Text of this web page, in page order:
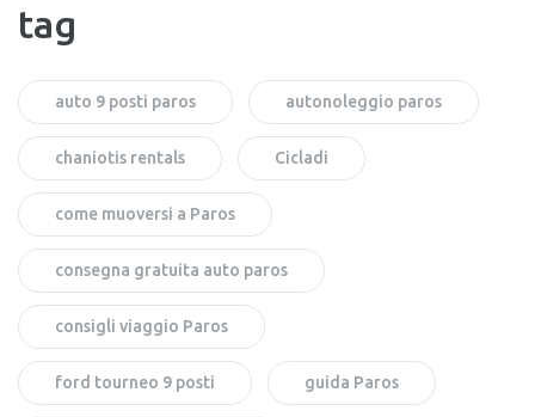
tag
auto 9 posti paros autonoleggio paros
chaniotis rentals Cicladi
come muoversi a Paros
consegna gratuita auto paros
consigli viaggio Paros
ford tourneo 9 posti guida Paros